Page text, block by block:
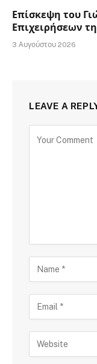
Επίσκεψη του
Επιχειρήσεων
3 Αυγούστου 2026
LEAVE A